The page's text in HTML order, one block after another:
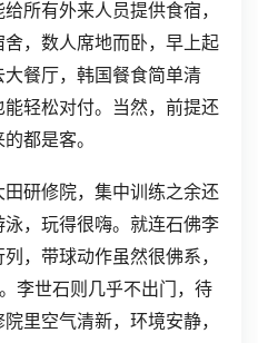
所有外来人员提供食宿，
，数人席地而卧，早上起
餐厅，韩国餐食简单清
轻松对付。当然，前提还
都是客。
研修院，集中训练之余还
，玩得很嗨。就连石佛李
，带球动作虽然很佛系，
李世石则几乎不出门，待
里空气清新，环境安静，